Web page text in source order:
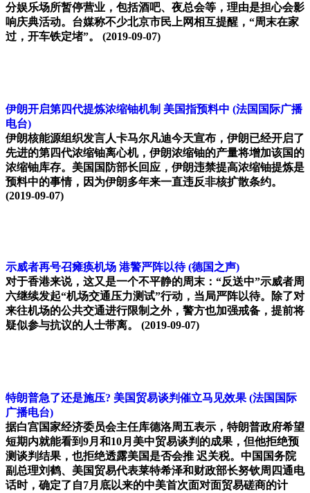
分娱乐场所暂停营业，包括酒吧、夜总会等，理由是担心会影
响庆典活动。台媒称不少北京市民上网相互提醒，“周末在家
过，开车铁定堵”。 (2019-09-07)
伊朗开启第四代提炼浓缩铀机制 美国指预料中 (法国国际广播
电台)
伊朗核能源组织发言人卡马尔凡迪今天宣布，伊朗已经开启了
先进的第四代浓缩铀离心机，伊朗浓缩铀的产量将增加该国的
浓缩铀库存。美国国防部长回应，伊朗违禁提高浓缩铀提炼是
预料中的事情，因为伊朗多年来一直违反非核扩散条约。
(2019-09-07)
示威者再号召瘫痪机场 港警严阵以待 (德国之声)
对于香港来说，这又是一个不平静的周末：“反送中”示威者周
六继续发起“机场交通压力测试”行动，当局严阵以待。除了对
来往机场的公共交通进行限制之外，警方也加强戒备，提前将
疑似参与抗议的人士带离。
(2019-09-07)
特朗普急了还是施压? 美国贸易谈判催立马见效果 (法国国际
广播电台)
据白宫国家经济委员会主任库德洛周五表示，特朗普政府希望
短期内就能看到9月和10月美中贸易谈判的成果，但他拒绝预
测谈判结果，也拒绝透露美国是否会推 迟关税。中国国务院
副总理刘鹤、美国贸易代表莱特希泽和财政部长努钦周四通电
话时，确定了自7月底以来的中美首次面对面贸易磋商的计